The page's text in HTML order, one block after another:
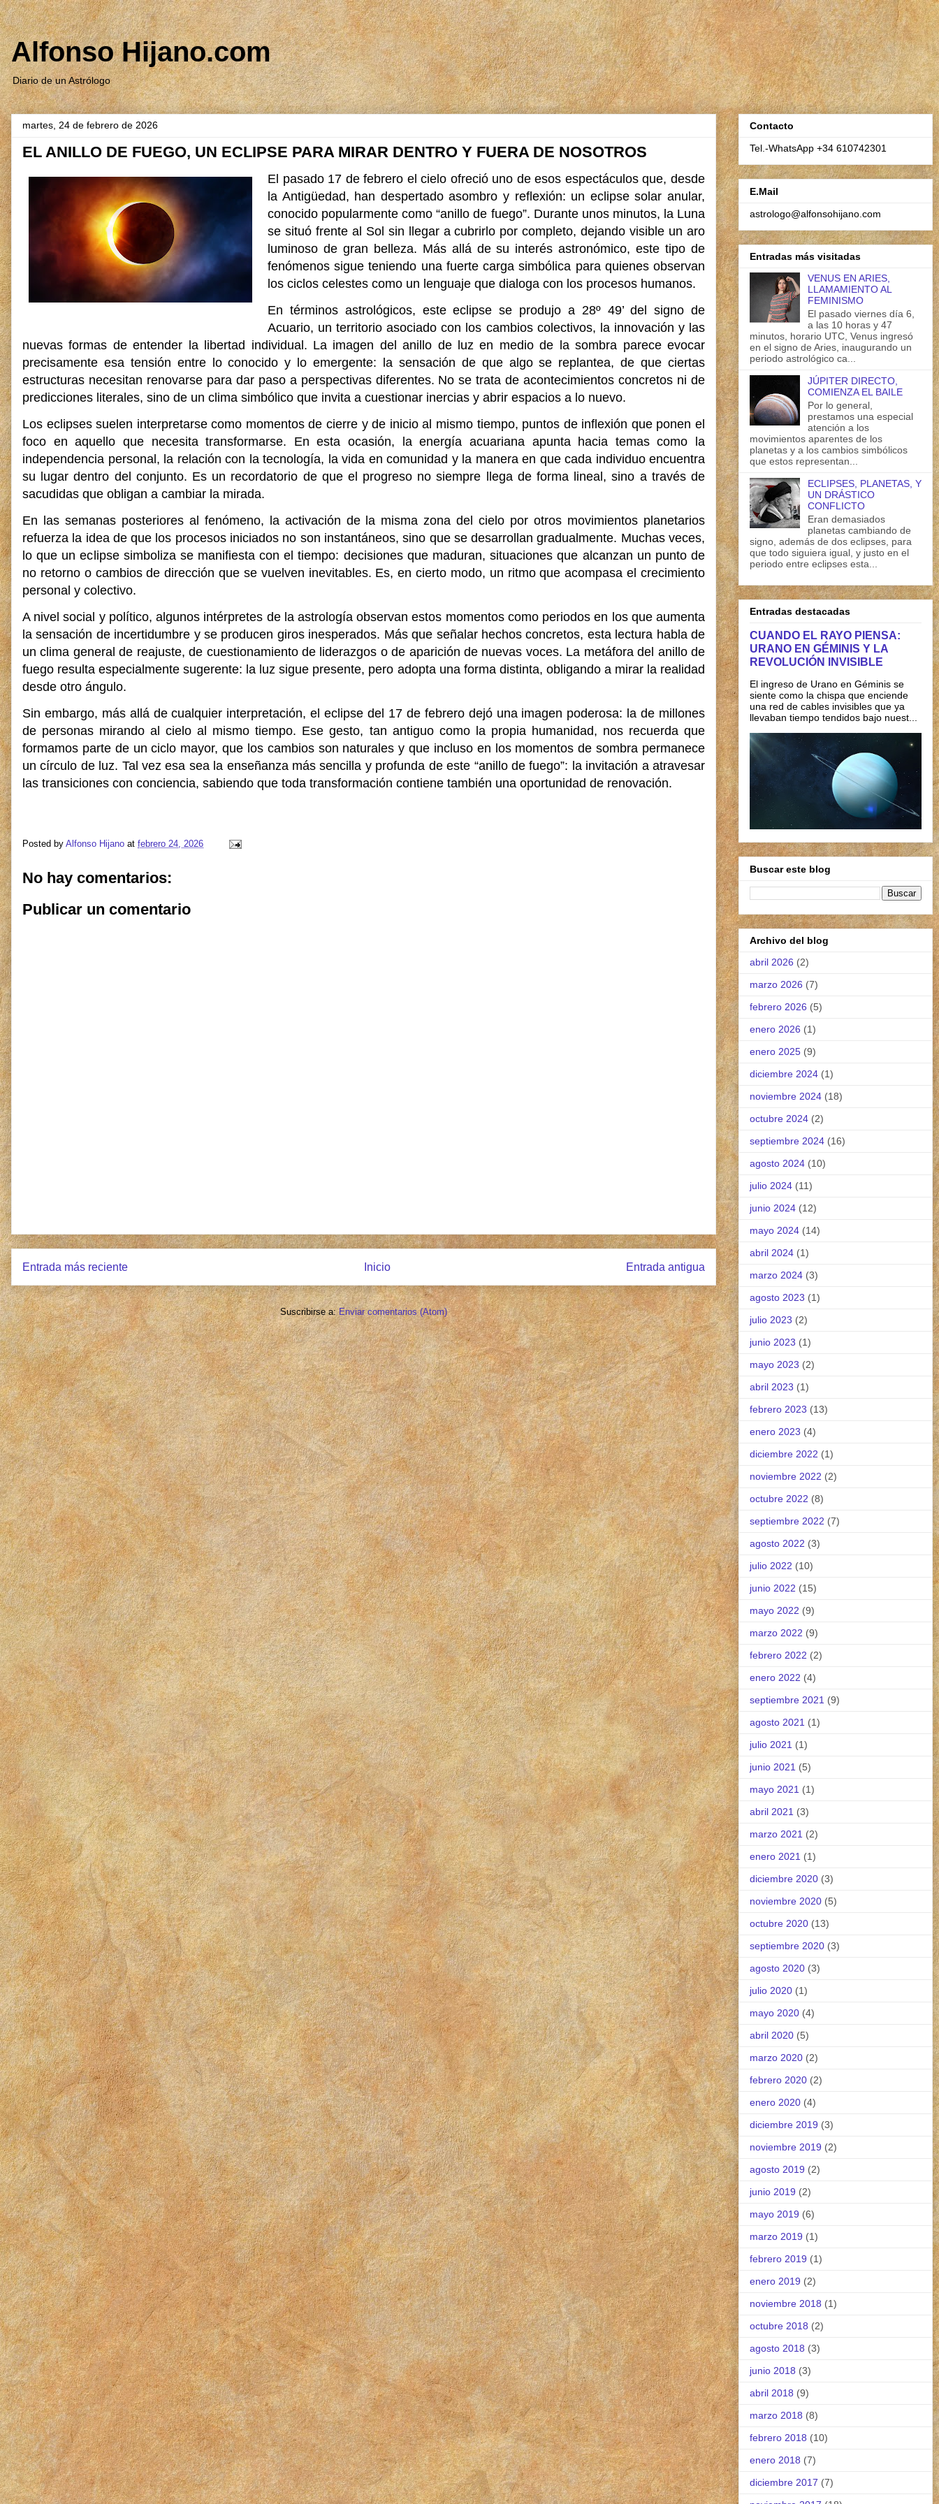
Alfonso Hijano.com
Diario de un Astrólogo
martes, 24 de febrero de 2026
EL ANILLO DE FUEGO, UN ECLIPSE PARA MIRAR DENTRO Y FUERA DE NOSOTROS
El pasado 17 de febrero el cielo ofreció uno de esos espectáculos que, desde
la Antigüedad, han despertado asombro y reflexión: un eclipse solar anular,
conocido popularmente como “anillo de fuego”. Durante unos minutos, la Luna
se situó frente al Sol sin llegar a cubrirlo por completo, dejando visible un aro
luminoso de gran belleza. Más allá de su interés astronómico, este tipo de
fenómenos sigue teniendo una fuerte carga simbólica para quienes observan
los ciclos celestes como un lenguaje que dialoga con los procesos humanos.
En términos astrológicos, este eclipse se produjo a 28º 49’ del signo de
Acuario, un territorio asociado con los cambios colectivos, la innovación y las
nuevas formas de entender la libertad individual. La imagen del anillo de luz en medio de la sombra parece evocar
precisamente esa tensión entre lo conocido y lo emergente: la sensación de que algo se replantea, de que ciertas
estructuras necesitan renovarse para dar paso a perspectivas diferentes. No se trata de acontecimientos concretos ni de
predicciones literales, sino de un clima simbólico que invita a cuestionar inercias y abrir espacios a lo nuevo.
Los eclipses suelen interpretarse como momentos de cierre y de inicio al mismo tiempo, puntos de inflexión que ponen el
foco en aquello que necesita transformarse. En esta ocasión, la energía acuariana apunta hacia temas como la
independencia personal, la relación con la tecnología, la vida en comunidad y la manera en que cada individuo encuentra
su lugar dentro del conjunto. Es un recordatorio de que el progreso no siempre llega de forma lineal, sino a través de
sacudidas que obligan a cambiar la mirada.
En las semanas posteriores al fenómeno, la activación de la misma zona del cielo por otros movimientos planetarios
refuerza la idea de que los procesos iniciados no son instantáneos, sino que se desarrollan gradualmente. Muchas veces,
lo que un eclipse simboliza se manifiesta con el tiempo: decisiones que maduran, situaciones que alcanzan un punto de
no retorno o cambios de dirección que se vuelven inevitables. Es, en cierto modo, un ritmo que acompasa el crecimiento
personal y colectivo.
A nivel social y político, algunos intérpretes de la astrología observan estos momentos como periodos en los que aumenta
la sensación de incertidumbre y se producen giros inesperados. Más que señalar hechos concretos, esta lectura habla de
un clima general de reajuste, de cuestionamiento de liderazgos o de aparición de nuevas voces. La metáfora del anillo de
fuego resulta especialmente sugerente: la luz sigue presente, pero adopta una forma distinta, obligando a mirar la realidad
desde otro ángulo.
Sin embargo, más allá de cualquier interpretación, el eclipse del 17 de febrero dejó una imagen poderosa: la de millones
de personas mirando al cielo al mismo tiempo. Ese gesto, tan antiguo como la propia humanidad, nos recuerda que
formamos parte de un ciclo mayor, que los cambios son naturales y que incluso en los momentos de sombra permanece
un círculo de luz. Tal vez esa sea la enseñanza más sencilla y profunda de este “anillo de fuego”: la invitación a atravesar
las transiciones con conciencia, sabiendo que toda transformación contiene también una oportunidad de renovación.
Posted by Alfonso Hijano at febrero 24, 2026
No hay comentarios:
Publicar un comentario
Entrada más reciente Entrada antigua
Inicio
Suscribirse a:Enviar comentarios (Atom)
Contacto
Tel.-WhatsApp +34 610742301
E.Mail
astrologo@alfonsohijano.com
Entradas más visitadas
VENUS EN ARIES,
LLAMAMIENTO AL
FEMINISMO
El pasado viernes día 6,
a las 10 horas y 47
minutos, horario UTC, Venus ingresó
en el signo de Aries, inaugurando un
periodo astrológico ca...
JÚPITER DIRECTO,
COMIENZA EL BAILE
Por lo general,
prestamos una especial
atención a los
movimientos aparentes de los
planetas y a los cambios simbólicos
que estos representan...
ECLIPSES, PLANETAS, Y
UN DRÁSTICO
CONFLICTO
Eran demasiados
planetas cambiando de
signo, además de dos eclipses, para
que todo siguiera igual, y justo en el
periodo entre eclipses esta...
Entradas destacadas
CUANDO EL RAYO PIENSA:
URANO EN GÉMINIS Y LA
REVOLUCIÓN INVISIBLE
El ingreso de Urano en Géminis se
siente como la chispa que enciende
una red de cables invisibles que ya
llevaban tiempo tendidos bajo nuest...
Buscar este blog
Archivo del blog
abril 2026 (2)
marzo 2026 (7)
febrero 2026 (5)
enero 2026 (1)
enero 2025 (9)
diciembre 2024 (1)
noviembre 2024 (18)
octubre 2024 (2)
septiembre 2024 (16)
agosto 2024 (10)
julio 2024 (11)
junio 2024 (12)
mayo 2024 (14)
abril 2024 (1)
marzo 2024 (3)
agosto 2023 (1)
julio 2023 (2)
junio 2023 (1)
mayo 2023 (2)
abril 2023 (1)
febrero 2023 (13)
enero 2023 (4)
diciembre 2022 (1)
noviembre 2022 (2)
octubre 2022 (8)
septiembre 2022 (7)
agosto 2022 (3)
julio 2022 (10)
junio 2022 (15)
mayo 2022 (9)
marzo 2022 (9)
febrero 2022 (2)
enero 2022 (4)
septiembre 2021 (9)
agosto 2021 (1)
julio 2021 (1)
junio 2021 (5)
mayo 2021 (1)
abril 2021 (3)
marzo 2021 (2)
enero 2021 (1)
diciembre 2020 (3)
noviembre 2020 (5)
octubre 2020 (13)
septiembre 2020 (3)
agosto 2020 (3)
julio 2020 (1)
mayo 2020 (4)
abril 2020 (5)
marzo 2020 (2)
febrero 2020 (2)
enero 2020 (4)
diciembre 2019 (3)
noviembre 2019 (2)
agosto 2019 (2)
junio 2019 (2)
mayo 2019 (6)
marzo 2019 (1)
febrero 2019 (1)
enero 2019 (2)
noviembre 2018 (1)
octubre 2018 (2)
agosto 2018 (3)
junio 2018 (3)
abril 2018 (9)
marzo 2018 (8)
febrero 2018 (10)
enero 2018 (7)
diciembre 2017 (7)